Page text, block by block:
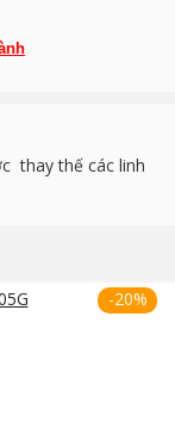
thay thế các linh
-20%